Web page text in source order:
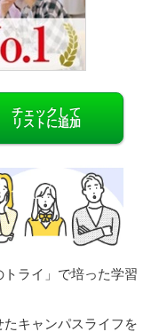
沖縄
チェックして
リストに追加
ライ」で培った学習
キャンパスライフを